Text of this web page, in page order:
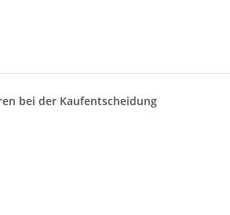
bei der Kaufentscheidung